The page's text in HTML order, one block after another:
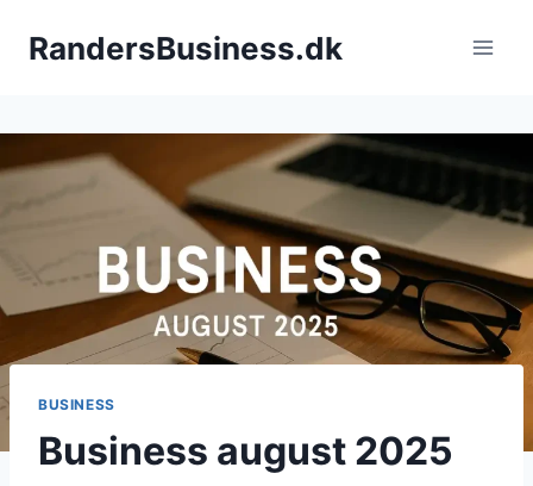
RandersBusiness.dk
BUSINESS
Business august 2025